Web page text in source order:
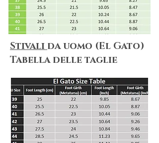
Stivali da uomo (El Gato)
​Tabella delle taglie